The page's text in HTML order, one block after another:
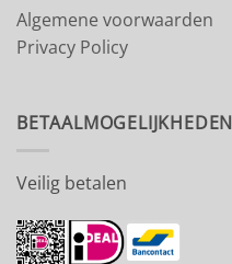
Algemene voorwaarden
Privacy Policy
BETAALMOGELIJKHEDEN
Veilig betalen